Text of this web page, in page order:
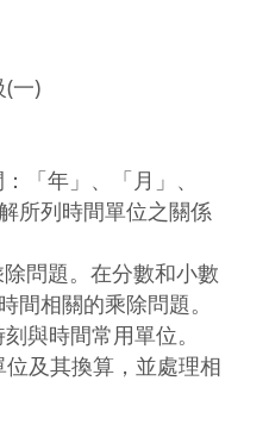
一)
「年」、「月」、
所列時間單位之關係
問題。在分數和小數
間相關的乘除問題。
與時間常用單位。
及其換算，並處理相